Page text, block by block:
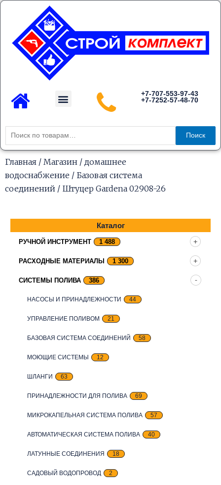
Перейти
содержимому
Menu
+7-707-553-97-43
+7-7252-57-48-70
Искать:
Поиск
Главная / Магазин / домашнее
водоснабжение / Базовая система
соединений / Штуцер Gardena 02908-26
Каталог
РУЧНОЙ ИНСТРУМЕНТ 1 488
РАСХОДНЫЕ МАТЕРИАЛЫ 1 300
СИСТЕМЫ ПОЛИВА 386
НАСОСЫ И ПРИНАДЛЕЖНОСТИ 44
УПРАВЛЕНИЕ ПОЛИВОМ 21
БАЗОВАЯ СИСТЕМА СОЕДИНЕНИЙ 58
МОЮЩИЕ СИСТЕМЫ 12
ШЛАНГИ 63
ПРИНАДЛЕЖНОСТИ ДЛЯ ПОЛИВА 69
МИКРОКАПЕЛЬНАЯ СИСТЕМА ПОЛИВА 57
АВТОМАТИЧЕСКАЯ СИСТЕМА ПОЛИВА 40
ЛАТУННЫЕ СОЕДИНЕНИЯ 18
САДОВЫЙ ВОДОПРОВОД 2